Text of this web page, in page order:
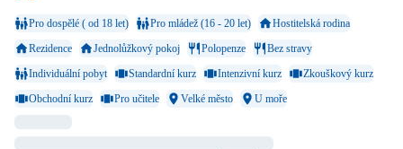
Pro dospělé ( od 18 let) Pro mládež (16 - 20 let)
Hostitelská rodina
Rezidence
Jednolůžkový pokoj Polopenze
Bez stravy
Individuální pobyt
Standardní kurz Intenzivní kurz
Zkouškový kurz
Obchodní kurz
Pro učitele Velké město U moře